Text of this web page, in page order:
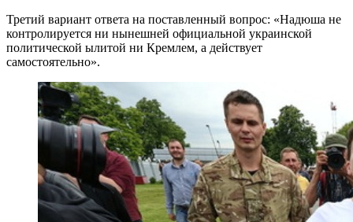
Третий вариант ответа на поставленный вопрос: «Надюша не
контролируется ни нынешней официальной украинской
политической ылитой ни Кремлем, а действует
самостоятельно».